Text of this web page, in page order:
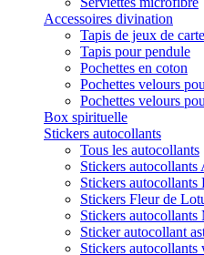
Accessoires divination
Tapis de jeux de
Tapis pour pendule
Pochettes en coton
Pochettes velours
Pochettes velours
Box spirituelle
Stickers autocollants
Tous les autocollants
Stickers autocollants
Stickers autocollants
Stickers Fleur de
Stickers autocollants
Sticker autocollant
Stickers autocollants